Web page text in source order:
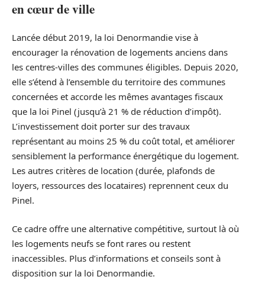
en cœur de ville
Lancée début 2019, la loi Denormandie vise à
encourager la rénovation de logements anciens dans
les centres-villes des communes éligibles. Depuis 2020,
elle s’étend à l’ensemble du territoire des communes
concernées et accorde les mêmes avantages fiscaux
que la loi Pinel (jusqu’à 21 % de réduction d’impôt).
L’investissement doit porter sur des travaux
représentant au moins 25 % du coût total, et améliorer
sensiblement la performance énergétique du logement.
Les autres critères de location (durée, plafonds de
loyers, ressources des locataires) reprennent ceux du
Pinel.
Ce cadre offre une alternative compétitive, surtout là où
les logements neufs se font rares ou restent
inaccessibles. Plus d’informations et conseils sont à
disposition sur la loi Denormandie.